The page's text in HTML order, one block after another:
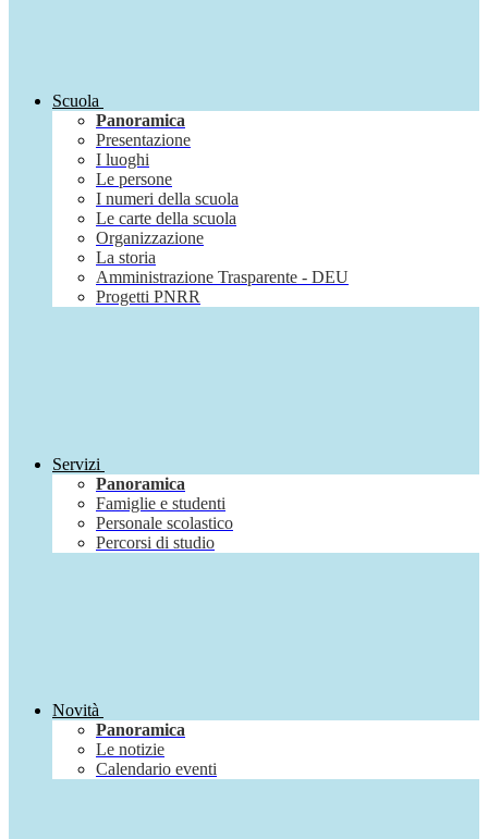
Scuola
Panoramica
Presentazione
I luoghi
Le persone
I numeri della scuola
Le carte della scuola
Organizzazione
La storia
Amministrazione Trasparente - DEU
Progetti PNRR
Servizi
Panoramica
Famiglie e studenti
Personale scolastico
Percorsi di studio
Novità
Panoramica
Le notizie
Calendario eventi